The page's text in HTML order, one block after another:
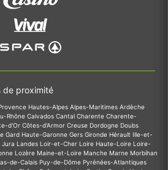
de proximité
Hautes-Alpes Alpes-Maritimes Ardèche
Rhône Calvados Cantal Charente Charente-
d'Or Côtes-d'Armor Creuse Dordogne Doubs
Gard Haute-Garonne Gers Gironde Hérault Ille-et-
Jura Landes Loir-et-Cher Loire Haute-Loire Loire-
Lozère Maine-et-Loire Manche Marne Morbihan
de-Calais Puy-de-Dôme Pyrénées-Atlantiques